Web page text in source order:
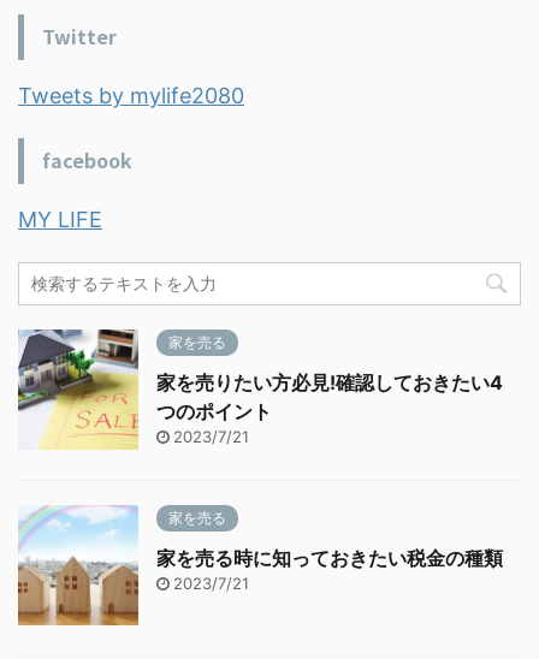
Twitter
Tweets by mylife2080
facebook
MY LIFE
家を売る
家を売りたい方必見!確認しておきたい4
つのポイント
2023/7/21
家を売る
家を売る時に知っておきたい税金の種類
2023/7/21